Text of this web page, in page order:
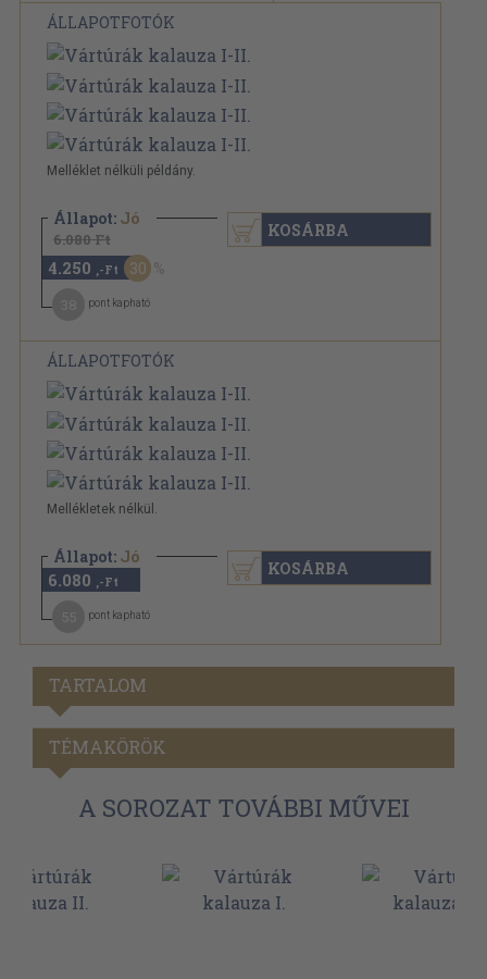
ÁLLAPOTFOTÓK
Melléklet nélküli példány.
Állapot: Jó
6.080 Ft
4.250 ,-Ft 30
pont kapható
KOSÁRBA
ÁLLAPOTFOTÓK
Mellékletek nélkül.
Állapot: Jó
6.080 ,-Ft
pont kapható
KOSÁRBA
TARTALOM
TÉMAKÖRÖK
A SOROZAT TOVÁBBI MŰVEI